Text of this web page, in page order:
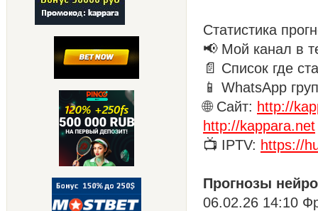
Статистика
📢 Мой канал в
📄 Список где
📱 WhatsApp
🌐 Сайт: http://
http://kappara.net
📺 IPTV: https://
Прогнозы
06.02.26 14:10